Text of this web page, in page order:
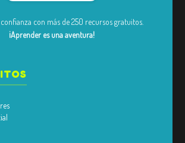
con más de 250 recursos gratuitos.
¡Aprender es una aventura!